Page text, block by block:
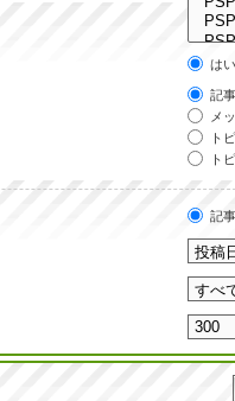
はい
記
メ
ト
ト
記事